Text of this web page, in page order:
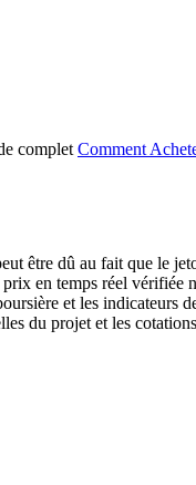
complet Comment
être dû au fait que le
en temps réel
et les indicateurs
du projet et les